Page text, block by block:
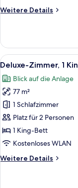
Weitere Details
Weitere
1 King-
Bett,
Meerseite
Alle
Fotos
für
Deluxe-
Zimmer,
1 King-
Bett,
Meerseite
anzeigen
4
Deluxe-Zimmer, 1
Blick auf die Anlage
77 m²
1 Schlafzimmer
Platz für 2 Personen
1 King-Bett
Kostenloses WLAN
Weitere Details
Weitere